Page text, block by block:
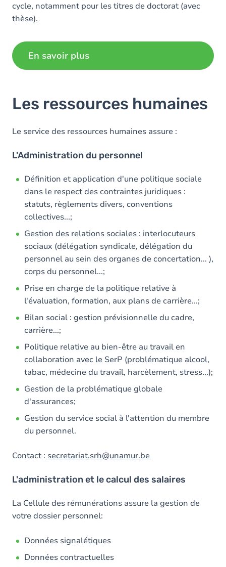
cycle, notamment pour les titres de doctorat (avec
thèse).
En savoir plus
Les ressources humaines
Le service des ressources humaines assure :
L'Administration du personnel
Définition et application d'une politique sociale
dans le respect des contraintes juridiques :
statuts, règlements divers, conventions
collectives...;
Gestion des relations sociales : interlocuteurs
sociaux (délégation syndicale, délégation du
personnel au sein des organes de concertation... ),
corps du personnel...;
Prise en charge de la politique relative à
l'évaluation, formation, aux plans de carrière...;
Bilan social : gestion prévisionnelle du cadre,
carrière...;
Politique relative au bien-être au travail en
collaboration avec le SerP (problématique alcool,
tabac, médecine du travail, harcèlement, stress...);
Gestion de la problématique globale
d'assurances;
Gestion du service social à l'attention du membre
du personnel.
Contact : secretariat.srh@unamur.be
L'administration et le calcul des salaires
La Cellule des rémunérations assure la gestion de
votre dossier personnel:
Données signalétiques
Données contractuelles